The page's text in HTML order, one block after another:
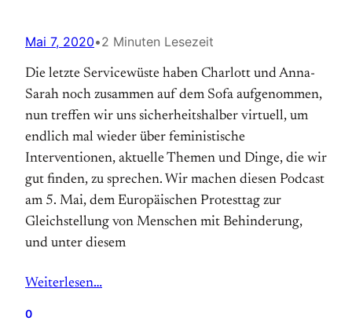
Mai 7, 2020•2 Minuten Lesezeit
Die letzte Servicewüste haben Charlott und Anna-
Sarah noch zusammen auf dem Sofa aufgenommen,
nun treffen wir uns sicherheitshalber virtuell, um
endlich mal wieder über feministische
Interventionen, aktuelle Themen und Dinge, die wir
gut finden, zu sprechen. Wir machen diesen Podcast
am 5. Mai, dem Europäischen Protesttag zur
Gleichstellung von Menschen mit Behinderung,
und unter diesem
Weiterlesen…
0